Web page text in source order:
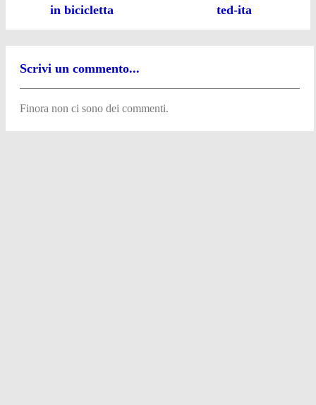
in bicicletta
ted-ita
Scrivi un commento...
Finora non ci sono dei commenti.